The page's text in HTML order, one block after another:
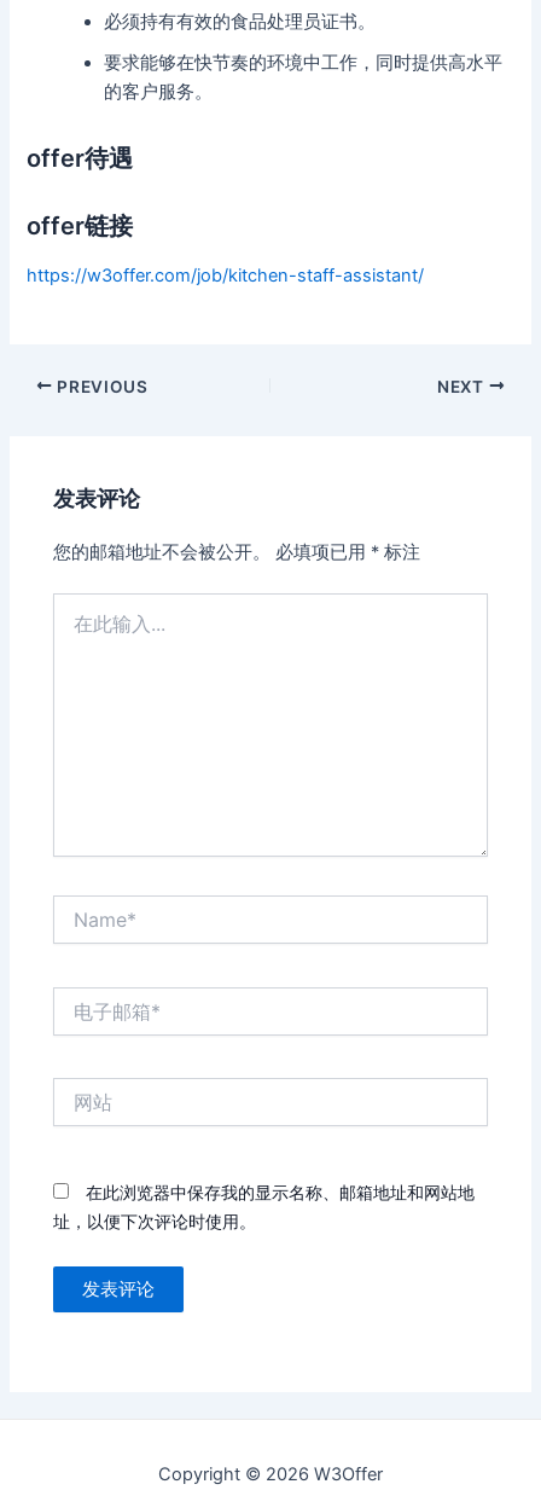
必须持有有效的食品处理员证书。
要求能够在快节奏的环境中工作，同时提供高水平
的客户服务。
offer待遇
offer链接
https://w3offer.com/job/kitchen-staff-assistant/
Post
PREVIOUS NEXT
发表评论
您的邮箱地址不会被公开。 必填项已用 * 标注
在此浏览器中保存我的显示名称、邮箱地址和网站地
址，以便下次评论时使用。
Copyright © 2026 W3Offer